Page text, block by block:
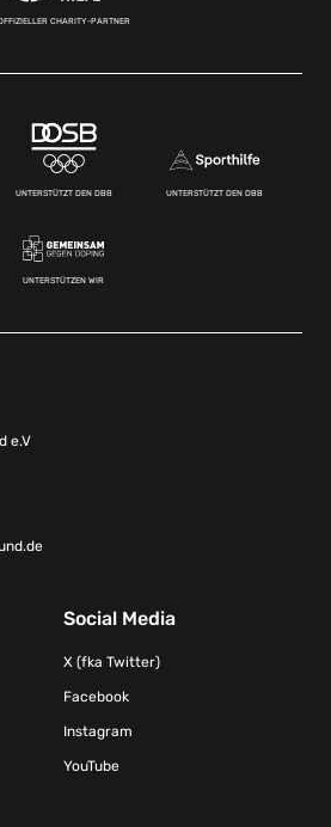
CHARITY-PARTNER
UNTERSTÜTZT DEN DBB UNTERSTÜTZT DEN DBB
UNTERSTÜTZEN WIR
e.V
Social Media
X (fka Twitter)
Facebook
Instagram
YouTube